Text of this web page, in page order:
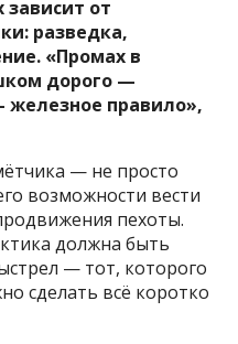
зависит от
разведка,
«Промах в
дорого —
железное правило»,
— не просто
возможности вести
пехоты.
должна быть
— тот, которого
сделать всё коротко